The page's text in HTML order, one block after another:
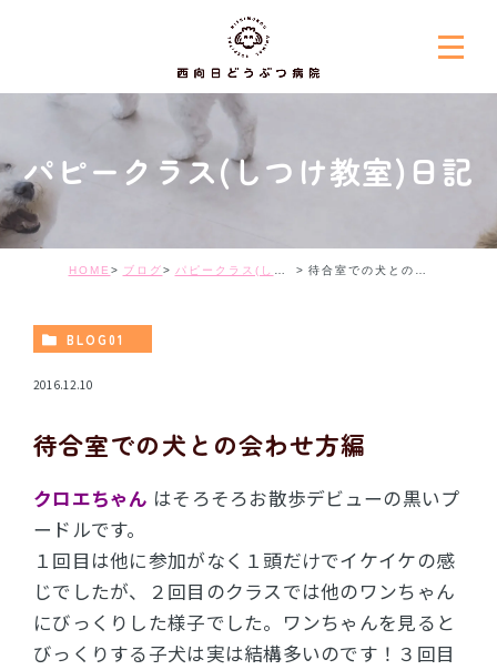
パピークラス(しつけ教室)日記
HOME ブログ パピークラス(しつけ教室)日記 待合室での犬との会わせ方編
BLOG01
2016.12.10
待合室での犬との会わせ方編
クロエちゃん はそろそろお散歩デビューの黒いプ
ードルです。
１回目は他に参加がなく１頭だけでイケイケの感
じでしたが、２回目のクラスでは他のワンちゃん
にびっくりした様子でした。ワンちゃんを見ると
びっくりする子犬は実は結構多いのです！３回目